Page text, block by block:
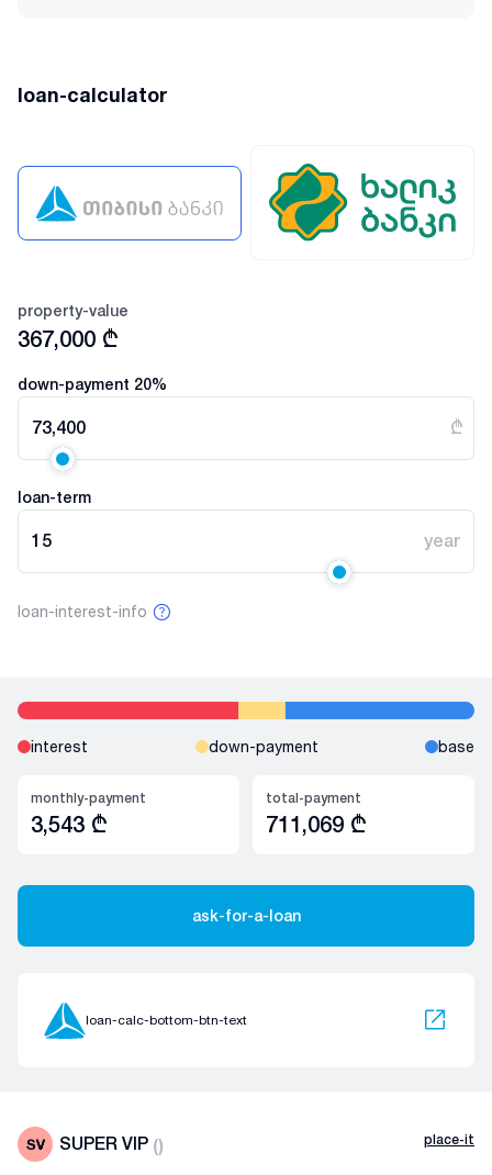
loan-calculator
property-value
367,000 ₾
down-payment 20%
73,400 ₾
loan-term
15 year
loan-interest-info
interest down-payment base
monthly-payment
3,543 ₾
total-payment
711,069 ₾
ask-for-a-loan
loan-calc-bottom-btn-text
SUPER VIP () place-it